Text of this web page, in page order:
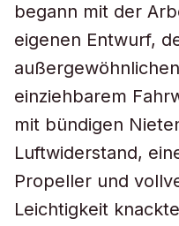
begann mit der
eigenen Entwurf,
einziehbarem
mit bündigen
Luftwiderstand,
Propeller und
Leichtigkeit